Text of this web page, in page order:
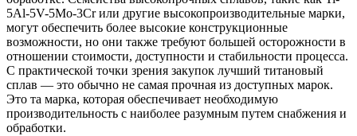
5Al-5V-5Mo-3Crили другие высокопроизводительные марки,
могут обеспечить более высокие конструкционные
возможности, но они также требуют большей осторожности в
отношении стоимости, доступности и стабильности процесса.
С практической точки зрения закупок лучший титановый
сплав — это обычно не самая прочная из доступных марок.
Это та марка, которая обеспечивает необходимую
производительность с наиболее разумным путем снабжения и
обработки.